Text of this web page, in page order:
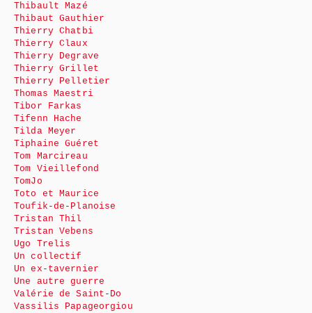
Thibault Mazé
Thibaut Gauthier
Thierry Chatbi
Thierry Claux
Thierry Degrave
Thierry Grillet
Thierry Pelletier
Thomas Maestri
Tibor Farkas
Tifenn Hache
Tilda Meyer
Tiphaine Guéret
Tom Marcireau
Tom Vieillefond
TomJo
Toto et Maurice
Toufik-de-Planoise
Tristan Thil
Tristan Vebens
Ugo Trelis
Un collectif
Un ex-tavernier
Une autre guerre
Valérie de Saint-Do
Vassilis Papageorgiou